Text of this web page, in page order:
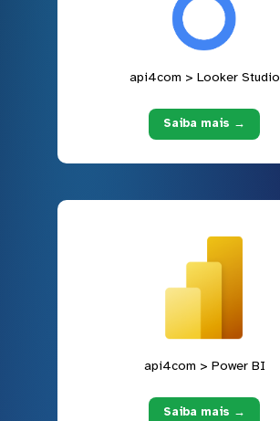
api4com > Looker Studio
Saiba mais →
api4com > Power BI
Saiba mais →